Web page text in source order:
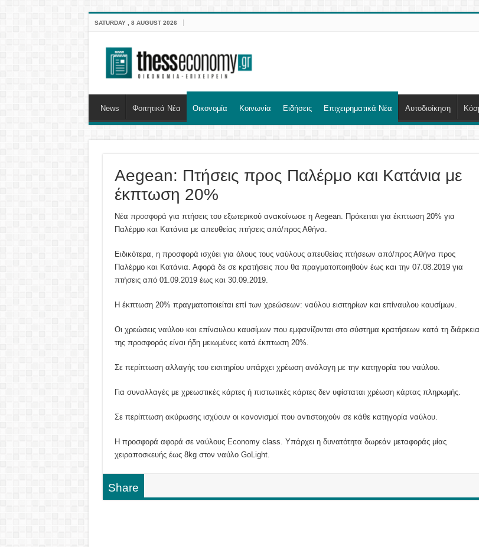
SATURDAY , 8 AUGUST 2026
News Φοιτητικά Νέα Οικονομία Κοινωνία Ειδήσεις Επιχειρηματικά Νέα Αυτοδιοίκηση
Aegean: Πτήσεις προς Παλέρμο και Κατάνια με
έκπτωση 20%
Νέα προσφορά για πτήσεις του εξωτερικού ανακοίνωσε η Aegean. Πρόκειται για έκπτωση 20% για
Παλέρμο και Κατάνια με απευθείας πτήσεις από/προς Αθήνα.
Ειδικότερα, η προσφορά ισχύει για όλους τους ναύλους απευθείας πτήσεων από/προς Αθήνα προς
Παλέρμο και Κατάνια. Αφορά δε σε κρατήσεις που θα πραγματοποιηθούν έως και την 07.08.2019 για
πτήσεις από 01.09.2019 έως και 30.09.2019.
Η έκπτωση 20% πραγματοποιείται επί των χρεώσεων: ναύλου εισιτηρίων και επίναυλου καυσίμων.
Οι χρεώσεις ναύλου και επίναυλου καυσίμων που εμφανίζονται στο σύστημα κρατήσεων κατά τη διάρκεια
της προσφοράς είναι ήδη μειωμένες κατά έκπτωση 20%.
Σε περίπτωση αλλαγής του εισιτηρίου υπάρχει χρέωση ανάλογη με την κατηγορία του ναύλου.
Για συναλλαγές με χρεωστικές κάρτες ή πιστωτικές κάρτες δεν υφίσταται χρέωση κάρτας πληρωμής.
Σε περίπτωση ακύρωσης ισχύουν οι κανονισμοί που αντιστοιχούν σε κάθε κατηγορία ναύλου.
Η προσφορά αφορά σε ναύλους Economy class. Υπάρχει η δυνατότητα δωρεάν μεταφοράς μίας
χειραποσκευής έως 8kg στον ναύλο GoLight.
Share